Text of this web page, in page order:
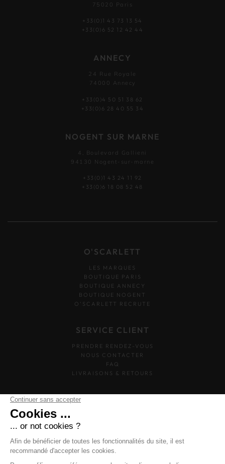
75020 Paris
+33(0)1 43 73 13 54
+33(0)6 52 12 42 44
ANNECY
24 Rue Royale
74000 Annecy
+33(0)4 50 51 38 62
+33(0)6 28 40 55 34
NOGENT SUR MARNE
4, Boulevard Gallieni
94130 Nogent-sur-marne
+33(0)1 43 24 11 92
+33(0)6 18 08 52 48
O'SCARLETT
LES MARQUES
BOUTIQUE PARIS
BOUTIQUE ANNECY
BOUTIQUE NOGENT
O’SCARLETT RECRUTE
SERVICE CLIENT
PRENDRE RENDEZ-VOUS
NOUS CONTACTER
FAQ
LIVRAISONS & RETOURS